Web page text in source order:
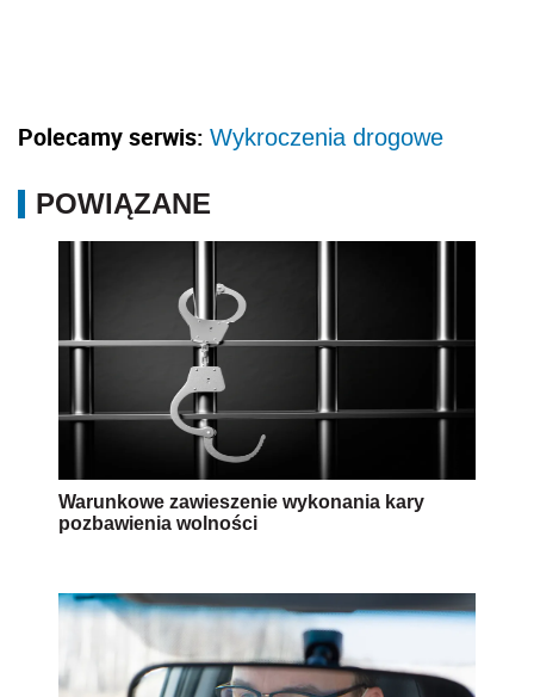
Polecamy serwis: Wykroczenia drogowe
POWIĄZANE
Warunkowe zawieszenie wykonania kary
pozbawienia wolności